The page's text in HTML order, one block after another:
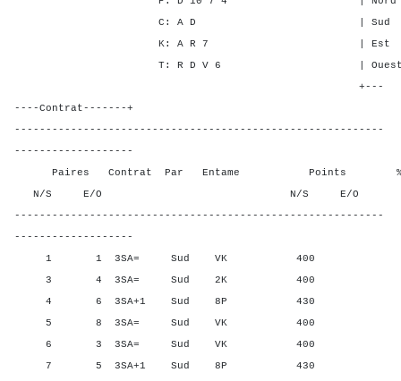
C: A D | Sud 3 1
K: A R 7 | Est - -
T: R D V 6 | Ouest -
+---
----Contrat-------+
-----------------------------------------------------------
-------------------
Paires Contrat Par Entame Points %
N/S E/O N/S E/O N/
-----------------------------------------------------------
-------------------
1 1 3SA= Sud VK 400
3 4 3SA= Sud 2K 400
4 6 3SA+1 Sud 8P 430
5 8 3SA= Sud VK 400
6 3 3SA= Sud VK 400
7 5 3SA+1 Sud 8P 430